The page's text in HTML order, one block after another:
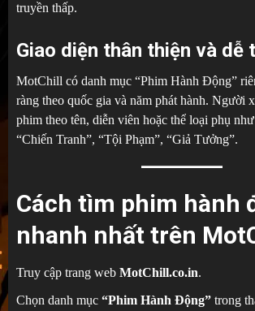
truyền thấp.
Giao diện thân thiện và dễ
MotChill có danh mục “Phim Hành Động”
ràng theo quốc gia và năm phát hành. Người
phim theo tên, diễn viên hoặc thể loại phụ
“Chiến Tranh”, “Tội Phạm”, “Giả Tưởng”.
Cách tìm phim hành
nhanh nhất trên
Truy cập trang web MotChill.co.in.
Chọn danh mục “Phim Hành Động” trong